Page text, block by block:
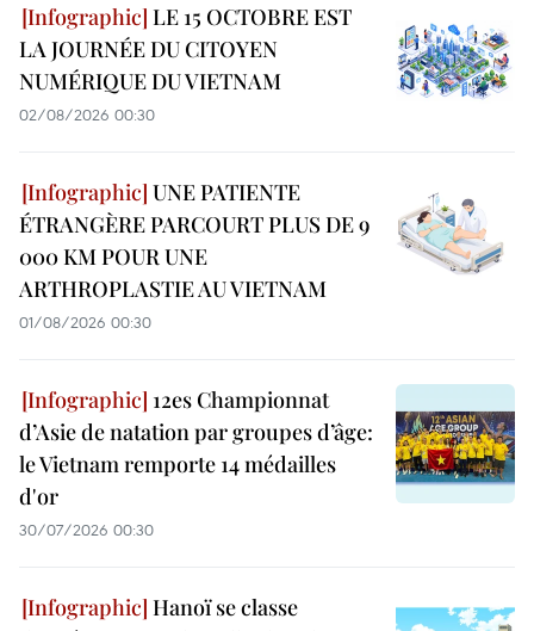
LE 15 OCTOBRE EST
LA JOURNÉE DU CITOYEN
NUMÉRIQUE DU VIETNAM
02/08/2026 00:30
UNE PATIENTE
ÉTRANGÈRE PARCOURT PLUS DE 9
000 KM POUR UNE
ARTHROPLASTIE AU VIETNAM
01/08/2026 00:30
12es Championnat
d’Asie de natation par groupes d’âge:
le Vietnam remporte 14 médailles
d'or
30/07/2026 00:30
Hanoï se classe